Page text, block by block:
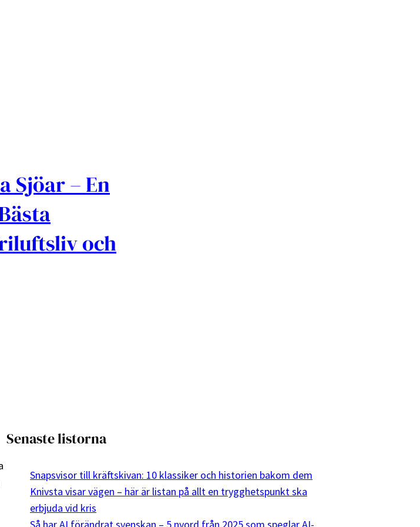
Sjöar – En
och
Senaste listorna
Snapsvisor till kräftskivan: 10 klassiker och historien bakom dem
Knivsta visar vägen – här är listan på allt en trygghetspunkt ska
erbjuda vid kris